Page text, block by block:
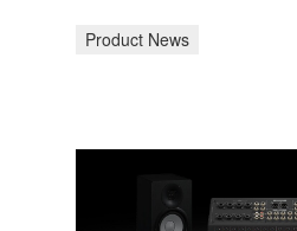
Product News